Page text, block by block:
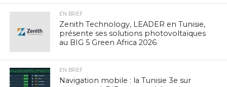
EN BREF
Zenith Technology, LEADER en Tunisie,
présente ses solutions photovoltaïques
au BIG 5 Green Africa 2026
EN BREF
Navigation mobile : la Tunisie 3e sur